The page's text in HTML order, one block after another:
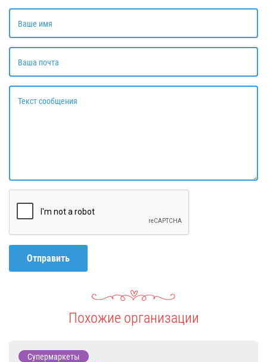
Ваше имя
Ваша почта
Текст сообщения
Отправить
Похожие организации
Супермаркеты